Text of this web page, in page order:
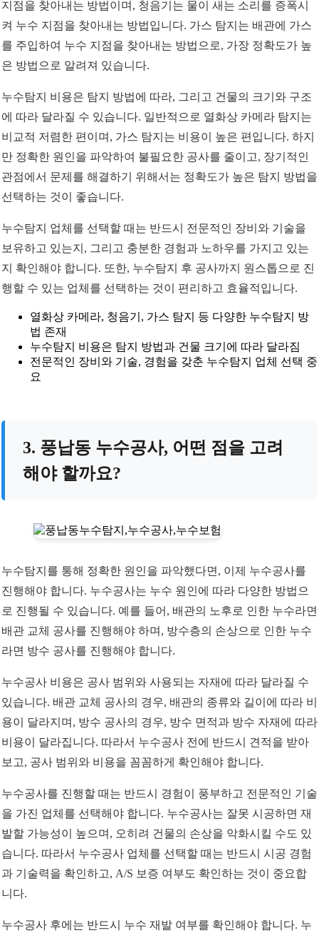
지점을 찾아내는 방법이며, 청음기는 물이 새는 소리를 증폭시
켜 누수 지점을 찾아내는 방법입니다. 가스 탐지는 배관에 가스
를 주입하여 누수 지점을 찾아내는 방법으로, 가장 정확도가 높
은 방법으로 알려져 있습니다.
누수탐지 비용은 탐지 방법에 따라, 그리고 건물의 크기와 구조
에 따라 달라질 수 있습니다. 일반적으로 열화상 카메라 탐지는
비교적 저렴한 편이며, 가스 탐지는 비용이 높은 편입니다. 하지
만 정확한 원인을 파악하여 불필요한 공사를 줄이고, 장기적인
관점에서 문제를 해결하기 위해서는 정확도가 높은 탐지 방법을
선택하는 것이 좋습니다.
누수탐지 업체를 선택할 때는 반드시 전문적인 장비와 기술을
보유하고 있는지, 그리고 충분한 경험과 노하우를 가지고 있는
지 확인해야 합니다. 또한, 누수탐지 후 공사까지 원스톱으로 진
행할 수 있는 업체를 선택하는 것이 편리하고 효율적입니다.
열화상 카메라, 청음기, 가스 탐지 등 다양한 누수탐지 방
법 존재
누수탐지 비용은 탐지 방법과 건물 크기에 따라 달라짐
전문적인 장비와 기술, 경험을 갖춘 누수탐지 업체 선택 중
요
3. 풍납동 누수공사, 어떤 점을 고려
해야 할까요?
누수탐지를 통해 정확한 원인을 파악했다면, 이제 누수공사를
진행해야 합니다. 누수공사는 누수 원인에 따라 다양한 방법으
로 진행될 수 있습니다. 예를 들어, 배관의 노후로 인한 누수라면
배관 교체 공사를 진행해야 하며, 방수층의 손상으로 인한 누수
라면 방수 공사를 진행해야 합니다.
누수공사 비용은 공사 범위와 사용되는 자재에 따라 달라질 수
있습니다. 배관 교체 공사의 경우, 배관의 종류와 길이에 따라 비
용이 달라지며, 방수 공사의 경우, 방수 면적과 방수 자재에 따라
비용이 달라집니다. 따라서 누수공사 전에 반드시 견적을 받아
보고, 공사 범위와 비용을 꼼꼼하게 확인해야 합니다.
누수공사를 진행할 때는 반드시 경험이 풍부하고 전문적인 기술
을 가진 업체를 선택해야 합니다. 누수공사는 잘못 시공하면 재
발할 가능성이 높으며, 오히려 건물의 손상을 악화시킬 수도 있
습니다. 따라서 누수공사 업체를 선택할 때는 반드시 시공 경험
과 기술력을 확인하고, A/S 보증 여부도 확인하는 것이 중요합
니다.
누수공사 후에는 반드시 누수 재발 여부를 확인해야 합니다. 누